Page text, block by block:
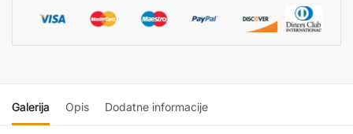
Galerija Opis Dodatne informacije